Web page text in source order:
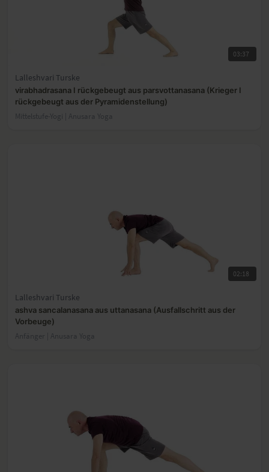
03:37
Lalleshvari Turske
virabhadrasana I rückgebeugt aus parsvottanasana (Krieger I
rückgebeugt aus der Pyramidenstellung)
Mittelstufe-Yogi | Anusara Yoga
02:18
Lalleshvari Turske
ashva sancalanasana aus uttanasana (Ausfallschritt aus der
Vorbeuge)
Anfänger | Anusara Yoga